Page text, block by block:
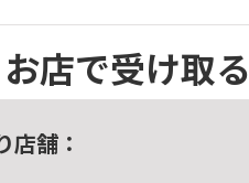
お店で受け取る
店舗：